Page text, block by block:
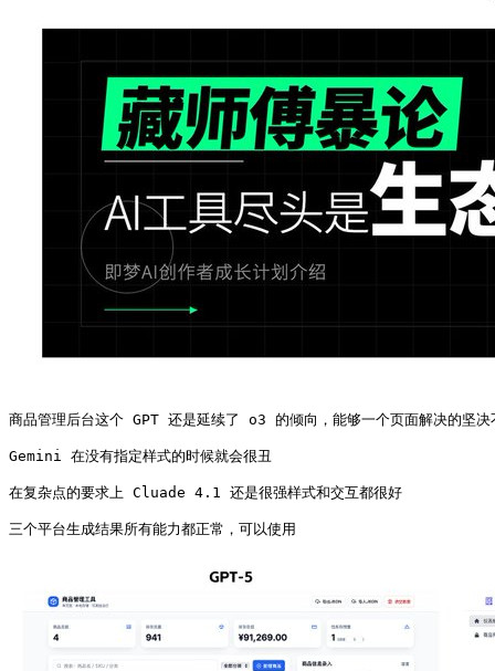
商品管理后台这个 GPT 还是延续了 o3 的倾向，能够一个页面解决的坚决
Gemini 在没有指定样式的时候就会很丑
在复杂点的要求上 Cluade 4.1 还是很强样式和交互都很好
三个平台生成结果所有能力都正常，可以使用